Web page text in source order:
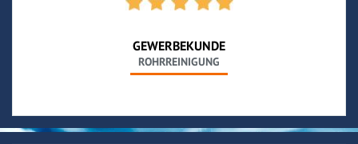
GEWERBEKUNDE
ROHRREINIGUNG